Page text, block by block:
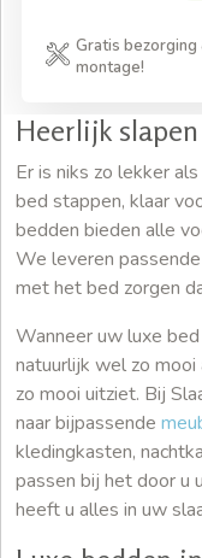
Gratis bezorging
montage!
Heerlijk
Er is niks zo lekker
bed stappen, klaar
bedden bieden alle
We leveren
met het bed zorgen
Wanneer uw luxe
natuurlijk wel zo
zo mooi uitziet. Bij
naar bijpassende
kledingkasten,
passen bij het door u
heeft u alles in uw